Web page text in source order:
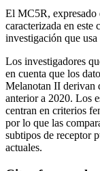
El MC5R, expresado
caracterizada en
investigación que
Los investigadores
en cuenta que los
Melanotan II derivan
anterior a 2020. Los
centran en criterios
por lo que las
subtipos de receptor
actuales.